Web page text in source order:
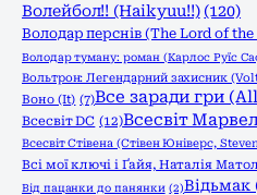
Волейбол!! (Haikyuu!!) (120)
Володар перснів (The Lord of the
Володар туману: роман (Карлос Руїс
Вольтрон: Легендарний захисник
Воно (It) (7)Все заради гри
Всесвіт DC (12)Всесвіт
Всесвіт Стівена (Стівен Юніверс,
Всі мої ключі і Ґайя, Наталія
Від пацанки до панянки (2)Відьмак